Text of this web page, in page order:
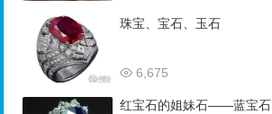
珠宝、宝石、玉石
6,675
红宝石的姐妹石——蓝宝石